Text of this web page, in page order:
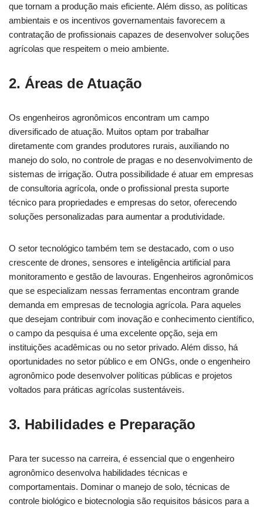
que tornam a produção mais eficiente. Além disso, as políticas
ambientais e os incentivos governamentais favorecem a
contratação de profissionais capazes de desenvolver soluções
agrícolas que respeitem o meio ambiente.
2. Áreas de Atuação
Os engenheiros agronômicos encontram um campo
diversificado de atuação. Muitos optam por trabalhar
diretamente com grandes produtores rurais, auxiliando no
manejo do solo, no controle de pragas e no desenvolvimento de
sistemas de irrigação. Outra possibilidade é atuar em empresas
de consultoria agrícola, onde o profissional presta suporte
técnico para propriedades e empresas do setor, oferecendo
soluções personalizadas para aumentar a produtividade.
O setor tecnológico também tem se destacado, com o uso
crescente de drones, sensores e inteligência artificial para
monitoramento e gestão de lavouras. Engenheiros agronômicos
que se especializam nessas ferramentas encontram grande
demanda em empresas de tecnologia agrícola. Para aqueles
que desejam contribuir com inovação e conhecimento científico,
o campo da pesquisa é uma excelente opção, seja em
instituições acadêmicas ou no setor privado. Além disso, há
oportunidades no setor público e em ONGs, onde o engenheiro
agronômico pode desenvolver políticas públicas e projetos
voltados para práticas agrícolas sustentáveis.
3. Habilidades e Preparação
Para ter sucesso na carreira, é essencial que o engenheiro
agronômico desenvolva habilidades técnicas e
comportamentais. Dominar o manejo de solo, técnicas de
controle biológico e biotecnologia são requisitos básicos para a